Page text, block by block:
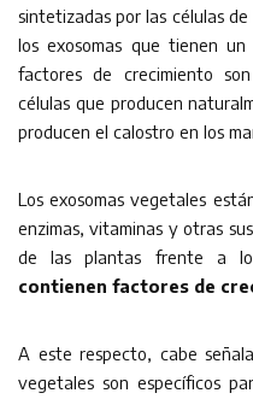
sintetizadas por las células
los exosomas que tienen
factores de crecimiento
células que producen
producen el calostro en los
Los exosomas vegetales
enzimas, vitaminas y otras
de las plantas frente a
contienen factores de
A este respecto, cabe
vegetales son específicos